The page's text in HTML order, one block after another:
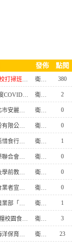
發佈 點閱
114學年度暑期返校打掃班級輪值表 衛生組 380
轉知「114-115年度COVID-19疫苗接種計畫」公費接種對象擴大為「滿6個月以上尚未接種之民眾」措施，延長至115年9月28日止，請查照。 衛生組 2
函轉財團法人臺北市安麗希望工場慈善基金會（以下簡稱基金會）2026「小夢想．大志氣」追夢計畫資料1份（如附件），請學校師生踴躍參與，請查照。 衛生組 0
轉知台灣中油股份有限公司辦理「台灣中油股份有限公司生態保育公益信託基金」116年度補助計畫徵件活動，鼓勵師生踴躍參加，請查照。 衛生組 0
轉知環境部《生活惜食行動課》校園課程試教活動申請簡章，請教師踴躍報名，請查照。 衛生組 1
函轉臺灣公衛生學聯合會辦理「2026亞太公衛論壇（Asia-PacificPublic Health Forum）—移工健康治理：從『排除管理』邁向『包容照護』的政策思辨」之高中生全球衛生學習計畫，敬請學生踴躍報名參加，請查照。 衛生組 0
函轉教育部國民及學前教育署114-115 學年度校園性教育（含性傳染病防治）計畫家長「全面性教育」專題演講活動實施計畫 衛生組 0
請向供應校園餐食業者宣導落實花生、堅果及其相關製品之衛生安全管理，以防治黃麴毒素之污染發生，請查照。 衛生組 0
函轉教育部轉知農業部「第2屆國家食農教育傑出貢獻獎活動簡章」1份，請踴躍報名參加，請查照。 衛生組 1
「115年度國產雜糧校園食農教育教案遴選」活動，因故展延報名期限，惠請校內教師及相關人員踴躍報名參加，請查照。 衛生組 3
函轉海洋委員會海洋保育署（以下簡稱海保署）辦理「2026海洋保育創意短影音競賽」，請師生踴躍參加，請查照。 衛生組 23